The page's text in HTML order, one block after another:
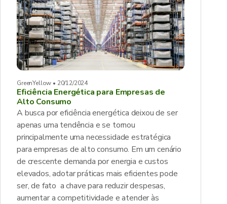
GreenYellow • 20/12/2024
Eficiência Energética para Empresas de
Alto Consumo
A busca por eficiência energética deixou de ser
apenas uma tendência e se tornou
principalmente uma necessidade estratégica
para empresas de alto consumo. Em um cenário
de crescente demanda por energia e custos
elevados, adotar práticas mais eficientes pode
ser, de fato a chave para reduzir despesas,
aumentar a competitividade e atender às